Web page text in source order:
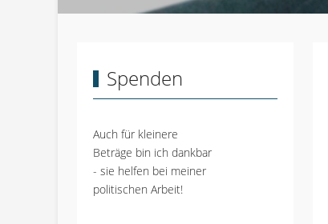
Spenden
Auch für kleinere
Beträge bin ich dankbar
- sie helfen bei meiner
politischen Arbeit!